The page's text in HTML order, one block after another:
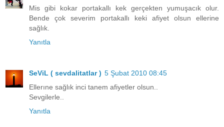
Mis gibi kokar portakallı kek gerçekten yumuşacık olur.
Bende çok severim portakallı keki afiyet olsun ellerine
sağlık.
Yanıtla
SeViL ( sevdalitatlar ) 5 Şubat 2010 08:45
Ellerıne sağlık inci tanem afiyetler olsun..
Sevgilerle..
Yanıtla